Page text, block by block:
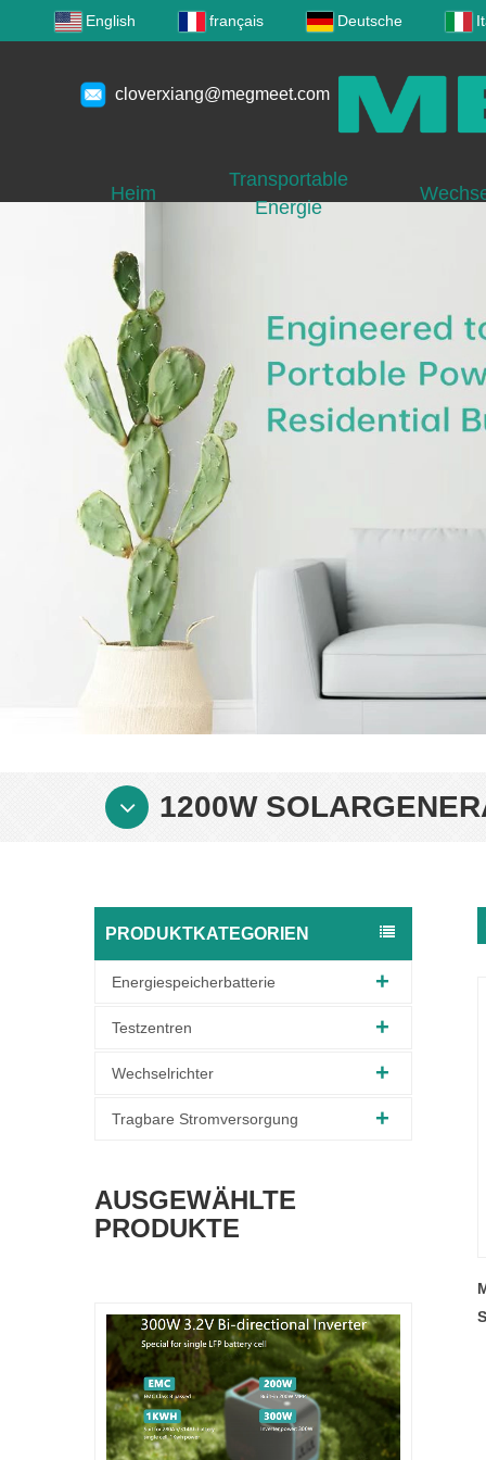
English français Deutsche
cloverxiang@megmeet.com
Heim
Transportable
Energie
1200W
PRODUKTKATEGORIEN
Energiespeicherbatterie
Testzentren
Wechselrichter
Tragbare Stromversorgung
AUSGEWÄHLTE
PRODUKTE